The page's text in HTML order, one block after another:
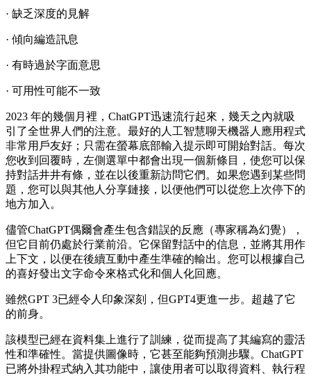
· 缺乏深度的見解
· 傾向編造訊息
· 有時過於字面意思
· 可用性可能不一致
2023 年的幾個月裡，ChatGPT迅速流行起來，幾天之內就吸
引了全世界人們的注意。最好的人工智慧聊天機器人應用程式
非常用戶友好；只需在螢幕底部輸入提示即可開始對話。每次
您收到回覆時，左側選單中都會出現一個新條目，使您可以保
持對話井井有條，並在以後重新訪問它們。如果您遇到某些問
題，您可以與其他人分享鏈接，以便他們可以從您上次停下的
地方加入。
儘管ChatGPT偶爾會產生包含錯誤的反應（專家稱為幻覺），
但它目前仍處於行業前沿。它保留對話中的信息，並將其用作
上下文，以便在後續互動中產生準確的輸出。您可以根據自己
的喜好發出文字命令來格式化和個人化回應。
雖然GPT 3已經令人印象深刻，但GPT4更進一步。超越了它
的前身。
該模型已經在資料集上進行了訓練，從而提高了其編寫的靈活
性和準確性。當提供圖像時，它甚至能夠預測步驟。ChatGPT
已將外掛程式納入其功能中，讓使用者可以取得資料、執行程